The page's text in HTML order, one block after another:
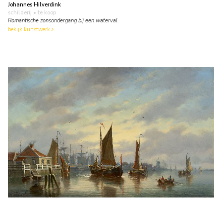
Johannes Hilverdink
schilderij • te koop
Romantische zonsondergang bij een waterval
bekijk kunstwerk